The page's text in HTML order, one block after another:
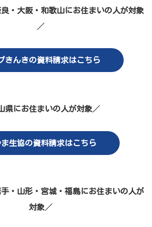
・大阪・和歌山にお住まいの人が対象
／
きんきの資料請求はこちら
県にお住まいの人が対象 ／
ま生協の資料請求はこちら
・山形・宮城・福島にお住まいの人が
対象／